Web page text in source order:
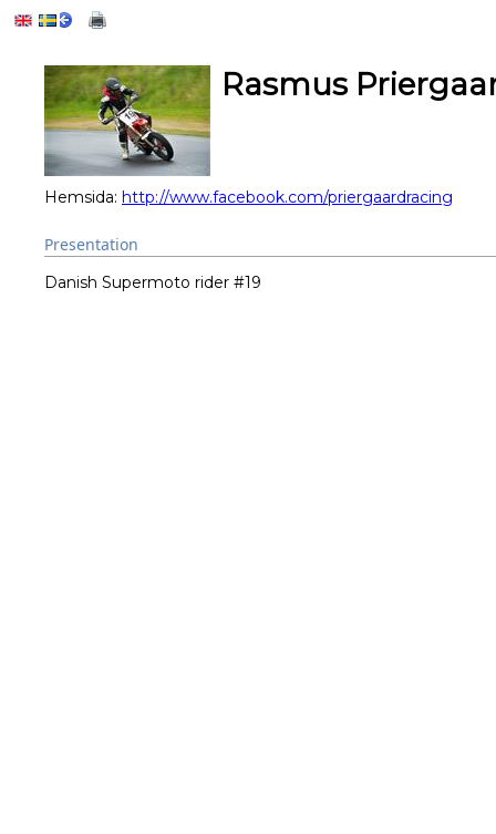
Rasmus
Hemsida: http://www.facebook.com/priergaardracing
Presentation
Danish Supermoto rider #19